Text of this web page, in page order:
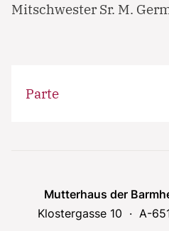
Mitschwester Sr. M.
Parte
Mutterhaus der
Klostergasse 10
A-
adipisicing elit, sed do
ut labore et dolore